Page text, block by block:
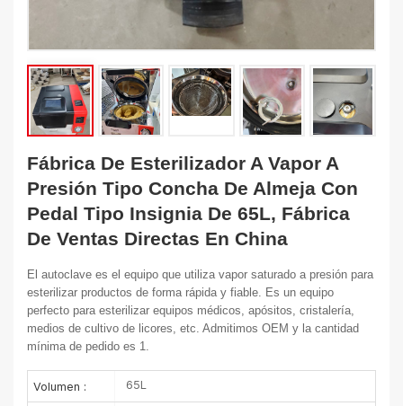
Fábrica De Esterilizador A Vapor A
Presión Tipo Concha De Almeja Con
Pedal Tipo Insignia De 65L, Fábrica
De Ventas Directas En China
El autoclave es el equipo que utiliza vapor saturado a presión para
esterilizar productos de forma rápida y fiable. Es un equipo
perfecto para esterilizar equipos médicos, apósitos, cristalería,
medios de cultivo de licores, etc. Admitimos OEM y la cantidad
mínima de pedido es 1.
Volumen : 65L